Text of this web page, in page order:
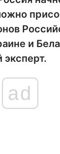
и
эксперт.
ad